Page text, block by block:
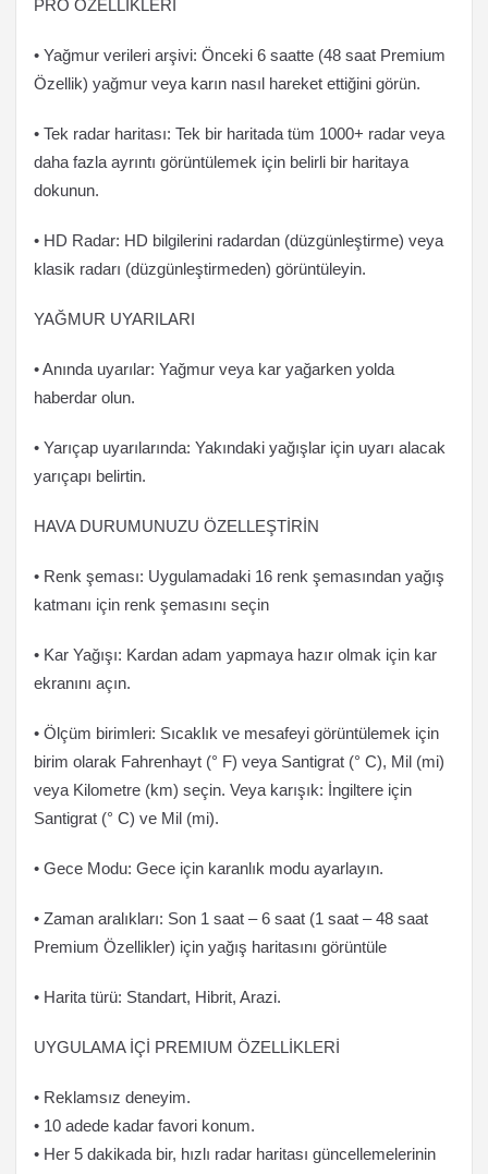
PRO ÖZELLİKLERİ
• Yağmur verileri arşivi: Önceki 6 saatte (48 saat Premium
Özellik) yağmur veya karın nasıl hareket ettiğini görün.
• Tek radar haritası: Tek bir haritada tüm 1000+ radar veya
daha fazla ayrıntı görüntülemek için belirli bir haritaya
dokunun.
• HD Radar: HD bilgilerini radardan (düzgünleştirme) veya
klasik radarı (düzgünleştirmeden) görüntüleyin.
YAĞMUR UYARILARI
• Anında uyarılar: Yağmur veya kar yağarken yolda
haberdar olun.
• Yarıçap uyarılarında: Yakındaki yağışlar için uyarı alacak
yarıçapı belirtin.
HAVA DURUMUNUZU ÖZELLEŞTİRİN
• Renk şeması: Uygulamadaki 16 renk şemasından yağış
katmanı için renk şemasını seçin
• Kar Yağışı: Kardan adam yapmaya hazır olmak için kar
ekranını açın.
• Ölçüm birimleri: Sıcaklık ve mesafeyi görüntülemek için
birim olarak Fahrenhayt (° F) veya Santigrat (° C), Mil (mi)
veya Kilometre (km) seçin. Veya karışık: İngiltere için
Santigrat (° C) ve Mil (mi).
• Gece Modu: Gece için karanlık modu ayarlayın.
• Zaman aralıkları: Son 1 saat – 6 saat (1 saat – 48 saat
Premium Özellikler) için yağış haritasını görüntüle
• Harita türü: Standart, Hibrit, Arazi.
UYGULAMA İÇİ PREMIUM ÖZELLİKLERİ
• Reklamsız deneyim.
• 10 adede kadar favori konum.
• Her 5 dakikada bir, hızlı radar haritası güncellemelerinin